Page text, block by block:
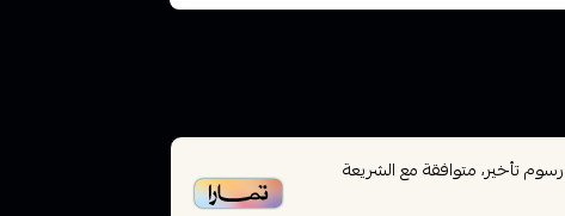
تأخير، متوافقة مع الشريعة